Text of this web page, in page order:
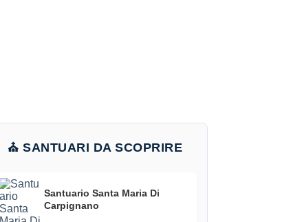
⛪ SANTUARI DA SCOPRIRE
Santuario Santa Maria Di
Carpignano